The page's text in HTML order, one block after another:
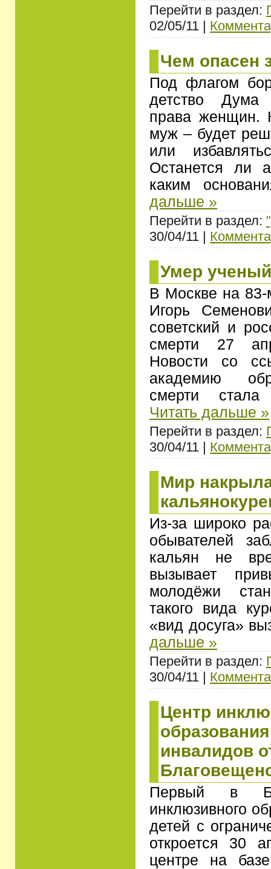
Перейти в раздел:
02/05/11 |
Чем опасен
Под флагом
детство Дума
права женщин.
муж – будет
или
Останется ли
каким
дальше »
Перейти в раздел:
30/04/11 |
Умер
В Москве на 83-
Игорь
советский и
смерти 27
Новости со
академию
смерти
Читать дальше »
Перейти в раздел:
30/04/11 |
Мир
Из-за широко
обывателей
кальян не
вызывает
молодёжи
такого вида
«вид досуга»
дальше »
Перейти в раздел:
30/04/11 |
Центр
инвалидов
Первый в
инклюзивного
детей с
откроется 30
центре на